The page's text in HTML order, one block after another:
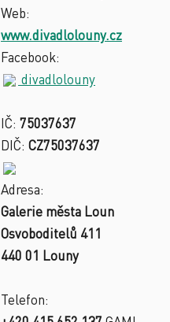
Web:
www.divadlolouny.cz
Facebook:
divadlolouny
IČ: 75037637
DIČ: CZ75037637
Adresa:
Galerie města Loun
Osvoboditelů 411
440 01 Louny
Telefon: